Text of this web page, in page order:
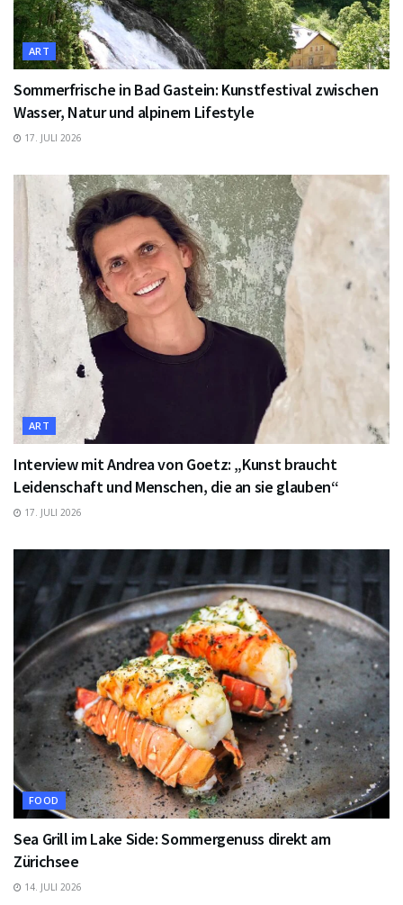
ART
Sommerfrische in Bad Gastein: Kunstfestival zwischen
Wasser, Natur und alpinem Lifestyle
17. JULI 2026
ART
Interview mit Andrea von Goetz: „Kunst braucht
Leidenschaft und Menschen, die an sie glauben“
17. JULI 2026
FOOD
Sea Grill im Lake Side: Sommergenuss direkt am
Zürichsee
14. JULI 2026